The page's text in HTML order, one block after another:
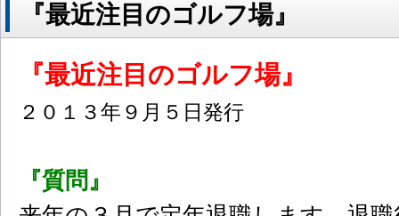
『最近注目のゴルフ場』
『最近注目のゴルフ場』
２０１３年９月５日発行
『質問』